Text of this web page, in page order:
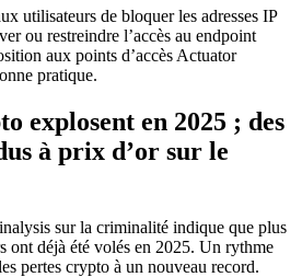
utilisateurs de bloquer les adresses IP
ou restreindre l’accès au endpoint
aux points d’accès Actuator
pratique.
explosent en 2025 ; des
à prix d’or sur le
sur la criminalité indique que plus
ont déjà été volés en 2025. Un rythme
pertes crypto à un nouveau record.